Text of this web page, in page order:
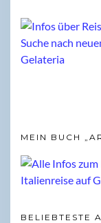
MEIN BUCH
BELIEBTESTE